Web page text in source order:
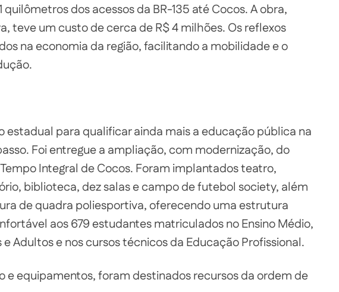
dos acessos da BR-135 até Cocos. A obra,
teve um custo de cerca de R$ 4 milhões. Os reflexos
na economia da região, facilitando a mobilidade e o
estadual para qualificar ainda mais a educação pública na
Foi entregue a ampliação, com modernização, do
Integral de Cocos. Foram implantados teatro,
biblioteca, dez salas e campo de futebol society, além
de quadra poliesportiva, oferecendo uma estrutura
aos 679 estudantes matriculados no Ensino Médio,
Adultos e nos cursos técnicos da Educação Profissional.
e equipamentos, foram destinados recursos da ordem de